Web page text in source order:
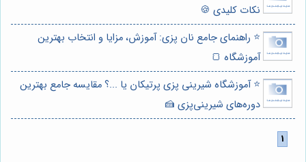
نکات کلیدی 🍪
⭐️ راهنمای جامع نان پزی: آموزش، مزایا و انتخاب بهترین
آموزشگاه 🍞
⭐️ آموزشگاه شیرینی پزی پرتیکان یا ...؟ مقایسه جامع بهترین
دوره‌های شیرینی‌پزی 🍰